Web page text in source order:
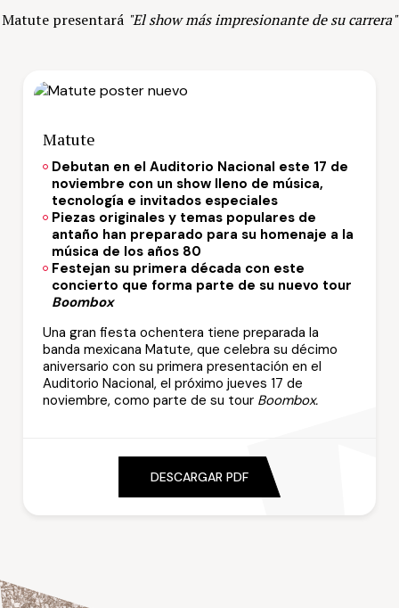
Matute presentará "El show más impresionante de su carrera"
Matute
Debutan en el Auditorio Nacional este 17 de
noviembre con un show lleno de música,
tecnología e invitados especiales
Piezas originales y temas populares de
antaño han preparado para su homenaje a la
música de los años 80
Festejan su primera década con este
concierto que forma parte de su nuevo tour
Boombox
Una gran fiesta ochentera tiene preparada la
banda mexicana Matute, que celebra su décimo
aniversario con su primera presentación en el
Auditorio Nacional, el próximo jueves 17 de
noviembre, como parte de su tour Boombox.
DESCARGAR PDF